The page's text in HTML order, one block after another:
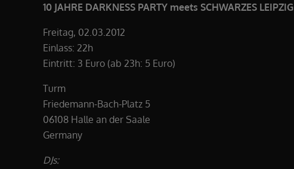
10 JAHRE DARKNESS PARTY meets SCHWARZES LEIPZIG
Freitag, 02.03.2012
Einlass: 22h
Eintritt: 3 Euro (ab 23h: 5 Euro)
Turm
Friedemann-Bach-Platz 5
06108 Halle an der Saale
Germany
DJs: